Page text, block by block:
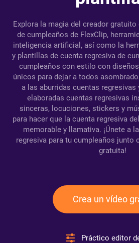
Explora la magia del creador
de cumpleaños de FlexClip,
inteligencia artificial, así como la
y plantillas de cuenta regresiva de
cumpleaños con estilo con
únicos para dejar a todos
a las aburridas cuentas regresivas
elaboradas cuentas regresivas
sinceras, locuciones, stickers y
para hacer que la cuenta regresiva
memorable y llamativa. ¡Únete a
regresiva para tu cumpleaños junto
gratuita!
Crea un vídeo
Práctico editor